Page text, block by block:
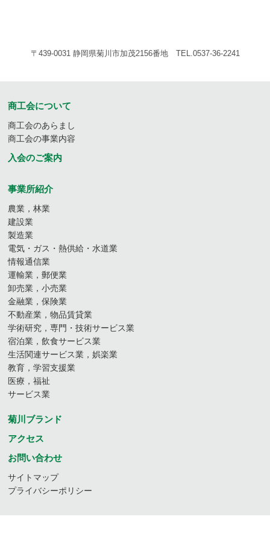
〒439-0031 静岡県菊川市加茂2156番地 TEL.0537-36-2241
商工会について
商工会のあらまし
商工会の事業内容
入会のご案内
事業所紹介
農業，林業
建設業
製造業
電気・ガス・熱供給・水道業
情報通信業
運輸業，郵便業
卸売業，小売業
金融業，保険業
不動産業，物品賃貸業
学術研究，専門・技術サービス業
宿泊業，飲食サービス業
生活関連サービス業，娯楽業
教育，学習支援業
医療，福祉
サービス業
菊川ブランド
アクセス
お問い合わせ
サイトマップ
プライバシーポリシー